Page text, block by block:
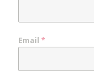
Email *